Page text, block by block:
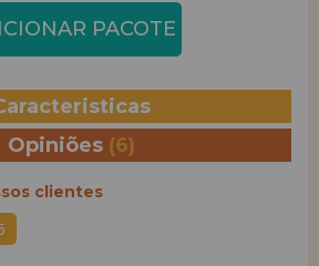
PACOTE
Opiniões (6)
clientes